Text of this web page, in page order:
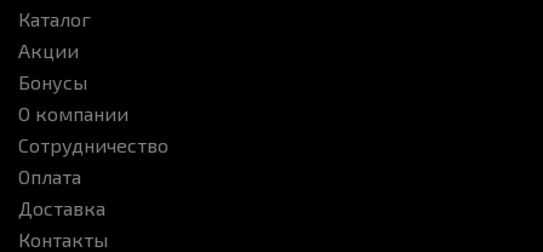
Каталог
Акции
Бонусы
О компании
Сотрудничество
Оплата
Доставка
Контакты